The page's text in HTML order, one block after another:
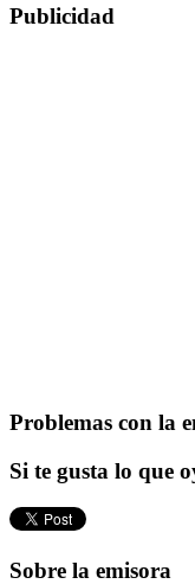
Publicidad
Problemas con la
Si te gusta lo que
Sobre la emisora